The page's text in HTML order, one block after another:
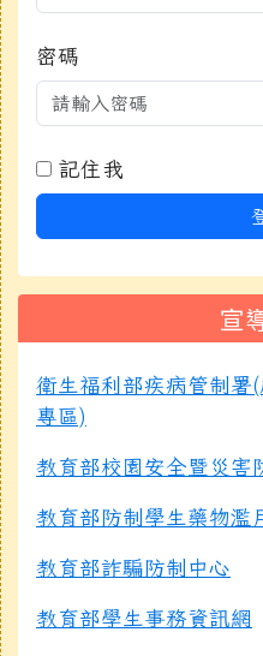
密碼
記住我
宣
衛生福利部疾病管制署
專區)
教育部校園安全暨災害
教育部防制學生藥物濫
教育部詐騙防制中心
教育部學生事務資訊網